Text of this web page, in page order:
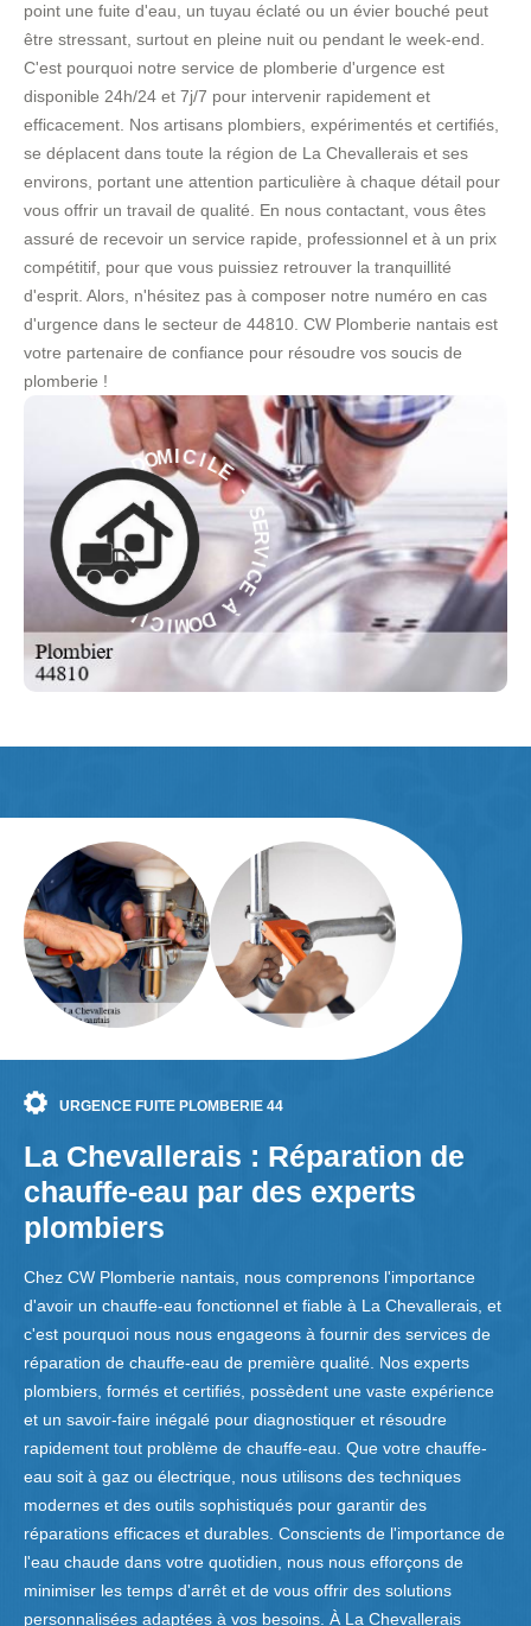
point une fuite d'eau, un tuyau éclaté ou un évier bouché peut
être stressant, surtout en pleine nuit ou pendant le week-end.
C'est pourquoi notre service de plomberie d'urgence est
disponible 24h/24 et 7j/7 pour intervenir rapidement et
efficacement. Nos artisans plombiers, expérimentés et certifiés,
se déplacent dans toute la région de La Chevallerais et ses
environs, portant une attention particulière à chaque détail pour
vous offrir un travail de qualité. En nous contactant, vous êtes
assuré de recevoir un service rapide, professionnel et à un prix
compétitif, pour que vous puissiez retrouver la tranquillité
d'esprit. Alors, n'hésitez pas à composer notre numéro en cas
d'urgence dans le secteur de 44810. CW Plomberie nantais est
votre partenaire de confiance pour résoudre vos soucis de
plomberie !
S
E
R
V
I
E
À
DO
MICIL E -
S
E
R
V
I
C
E
À
D
O
M
I
C
I
L
E
-
URGENCE FUITE PLOMBERIE 44
La Chevallerais : Réparation de
chauffe-eau par des experts
plombiers
Chez CW Plomberie nantais, nous comprenons l'importance
d'avoir un chauffe-eau fonctionnel et fiable à La Chevallerais, et
c'est pourquoi nous nous engageons à fournir des services de
réparation de chauffe-eau de première qualité. Nos experts
plombiers, formés et certifiés, possèdent une vaste expérience
et un savoir-faire inégalé pour diagnostiquer et résoudre
rapidement tout problème de chauffe-eau. Que votre chauffe-
eau soit à gaz ou électrique, nous utilisons des techniques
modernes et des outils sophistiqués pour garantir des
réparations efficaces et durables. Conscients de l'importance de
l'eau chaude dans votre quotidien, nous nous efforçons de
minimiser les temps d'arrêt et de vous offrir des solutions
personnalisées adaptées à vos besoins. À La Chevallerais